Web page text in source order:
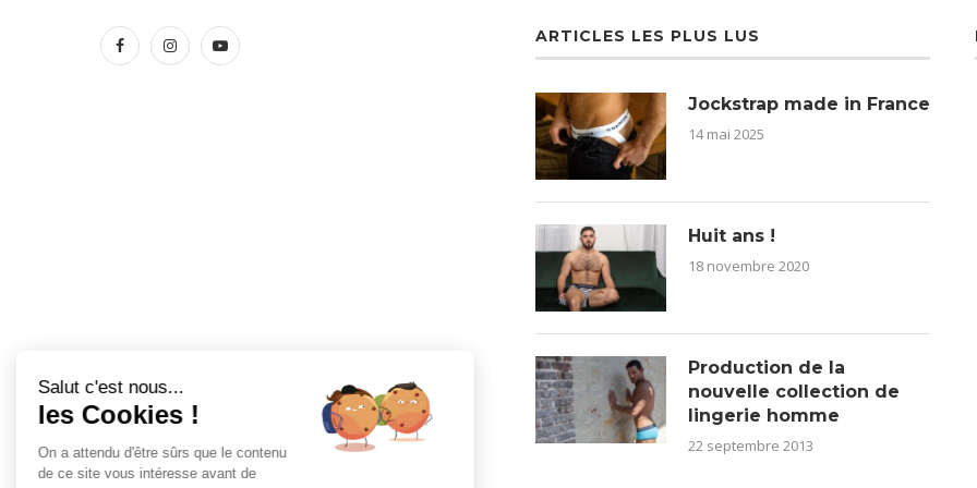
ARTICLES LES PLUS LUS
Jockstrap made in France
14 mai 2025
Huit ans !
18 novembre 2020
Production de la
nouvelle collection de
lingerie homme
22 septembre 2013
Salut c'est nous...
les Cookies !
On a attendu d'être sûrs que le contenu
de ce site vous intéresse avant de